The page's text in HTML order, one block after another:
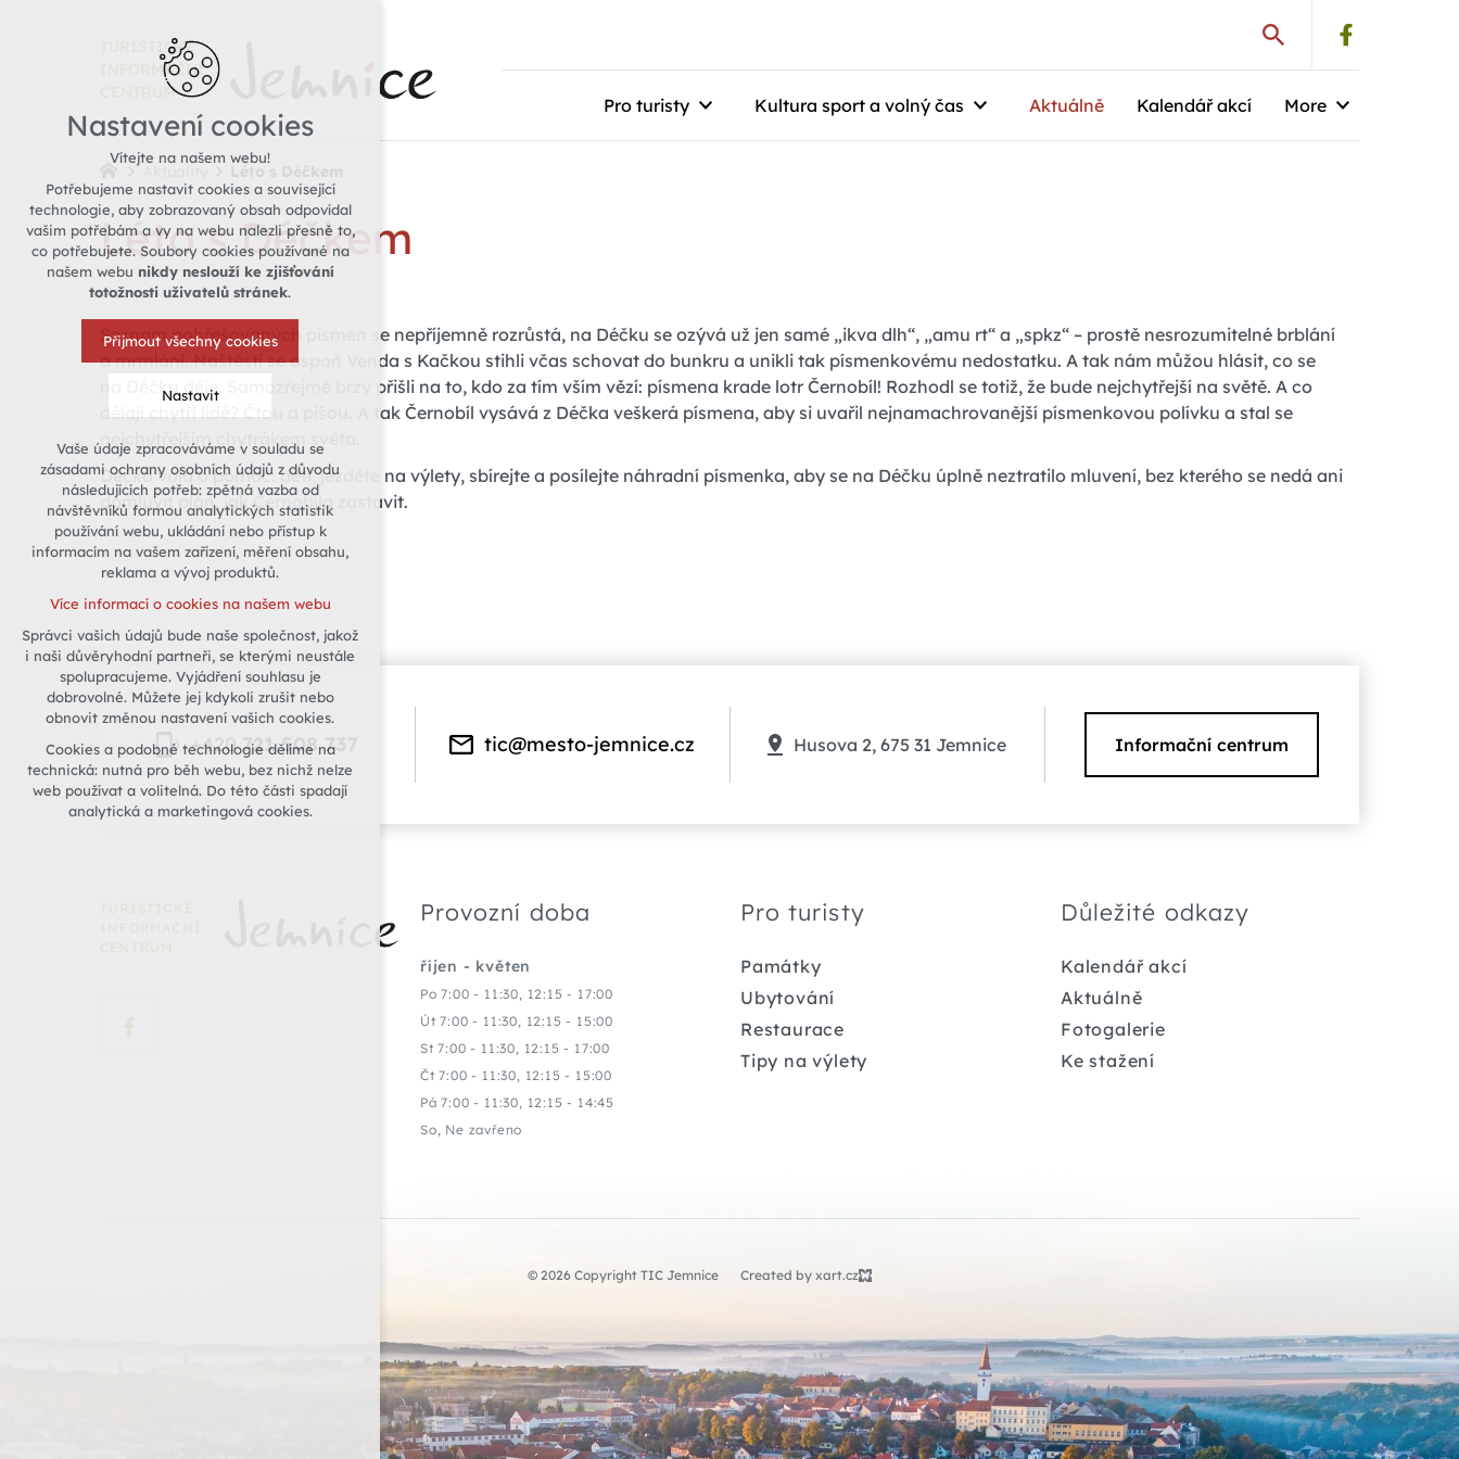
TURISTICKÉ
INFORMAČNÍ
CENTRUM
Pro turisty Kultura sport a volný čas Aktuálně Kalendář akcí More
Léto s Déčkem
Seznam pohřešovaných písmen se nepříjemně rozrůstá, na Déčku se ozývá už jen samé „ikva dlh“, „amu rt“ a „spkz“ – prostě nesrozumitelné brblání
a mrmlání. Naštěstí se aspoň Venda s Kačkou stihli včas schovat do bunkru a unikli tak písmenkovému nedostatku. A tak nám můžou hlásit, co se
na Déčku děje. Samozřejmě brzy přišli na to, kdo za tím vším vězí: písmena krade lotr Černobíl! Rozhodl se totiž, že bude nejchytřejší na světě. A co
dělají chytří lidé? Čtou a píšou. A tak Černobíl vysává z Déčka veškerá písmena, aby si uvařil nejnamachrovanější písmenkovou polívku a stal se
nejchytřejším chytrákem světa.
Déčko volá o pomoc: děti, jezděte na výlety, sbírejte a posílejte náhradní písmenka, aby se na Déčku úplně neztratilo mluvení, bez kterého se nedá ani
domluvit plán, jak Černobíla zastavit.
+420721 508 737 tic@mesto-jemnice.cz Husova 2, 675 31 Jemnice Informační centrum
Provozní doba
říjen - květen
Po 7:00 - 11:30, 12:15 - 17:00
Út 7:00 - 11:30, 12:15 - 15:00
St 7:00 - 11:30, 12:15 - 17:00
Čt 7:00 - 11:30, 12:15 - 15:00
Pá 7:00 - 11:30, 12:15 - 14:45
So, Ne zavřeno
Pro turisty
Památky
Ubytování
Restaurace
Tipy na výlety
Důležité odkazy
Kalendář akcí
Aktuálně
Fotogalerie
Ke stažení
© 2026 Copyright TIC Jemnice Created by xart.cz
Nastavení cookies
Vítejte na našem webu!
Potřebujeme nastavit cookies a související
technologie, aby zobrazovaný obsah odpovídal
vašim potřebám a vy na webu nalezli přesně to,
co potřebujete. Soubory cookies používané na
našem webu nikdy neslouží ke zjišťování
totožnosti uživatelů stránek.
Přijmout všechny cookies
Nastavit
Technická cookies
nutná pro provozování webu
udržení kontextu stránek (session):
případná přihlášení, volby jazyka, apod.
Volitelná cookies
vyhodnocení návštěvnosti
marketingová cookies (Google)
Více informací o cookies na našem webu
Odmítnout vše
Vaše údaje zpracováváme v souladu se
zásadami ochrany osobních údajů z důvodu
následujících potřeb: zpětná vazba od
návštěvníků formou analytických statistik
používání webu, ukládání nebo přístup k
informacím na vašem zařízení, měření obsahu,
reklama a vývoj produktů.
Více informací o cookies na našem webu
Správci vašich údajů bude naše společnost, jakož
i naši důvěryhodní partneři, se kterými neustále
spolupracujeme. Vyjádření souhlasu je
dobrovolné. Můžete jej kdykoli zrušit nebo
obnovit změnou nastavení vašich cookies.
Cookies a podobné technologie dělíme na
technická: nutná pro běh webu, bez nichž nelze
web používat a volitelná. Do této části spadají
analytická a marketingová cookies.